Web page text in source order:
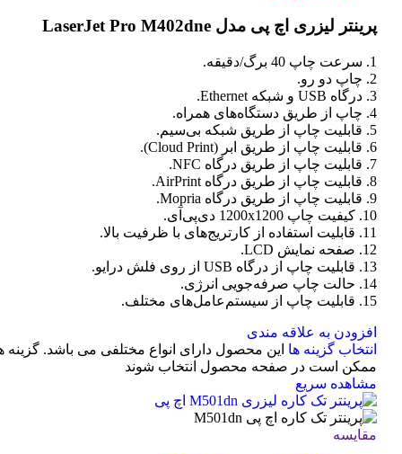
پرینتر لیزری اچ پی مدل LaserJet Pro M402dne
1. سرعت چاپ 40 برگ/دقیقه.
2. چاپ دو رو.
3. درگاه USB و شبکه Ethernet.
4. چاپ از طریق دستگاه‌های همراه.
5. قابلیت چاپ از طریق شبکه بی‌سیم.
6. قابلیت چاپ از طریق ابر (Cloud Print).
7. قابلیت چاپ از طریق درگاه NFC.
8. قابلیت چاپ از طریق درگاه AirPrint.
9. قابلیت چاپ از طریق درگاه Mopria.
10. کیفیت چاپ 1200x1200 دی‌پی‌آی.
11. قابلیت استفاده از کارتریج‌های با ظرفیت بالا.
12. صفحه نمایش LCD.
13. قابلیت چاپ از درگاه USB از روی فلش درایو.
14. حالت چاپ صرفه‌جویی انرژی.
15. قابلیت چاپ از سیستم‌عامل‌های مختلف.
افزودن به علاقه مندی
انتخاب گزینه ها این محصول دارای انواع مختلفی می باشد. گزینه
ممکن است در صفحه محصول انتخاب شوند
مشاهده سریع
مقایسه